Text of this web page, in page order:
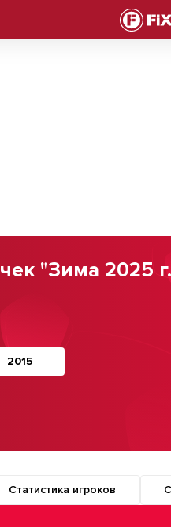
"Зима 2025
2015
Статистика игроков